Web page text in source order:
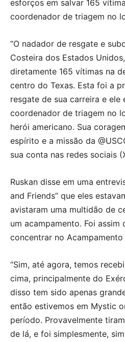
esforços em salvar 165
coordenador de triagem no
“O nadador de resgate e
Costeira dos Estados
diretamente 165 vítimas na
centro do Texas. Esta foi a
resgate de sua carreira e ele
coordenador de triagem no
herói americano. Sua
espírito e a missão da
sua conta nas redes sociais
Ruskan disse em uma
and Friends” que eles
avistaram uma multidão de
um acampamento. Foi assim
concentrar no
“Sim, até agora, temos
cima, principalmente do
disso tem sido apenas
então estivemos em Mystic
período. Provavelmente
de lá, e foi simplesmente,